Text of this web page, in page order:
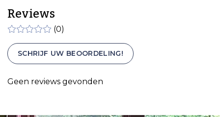
Reviews
(0)
SCHRIJF UW BEOORDELING!
Geen reviews gevonden